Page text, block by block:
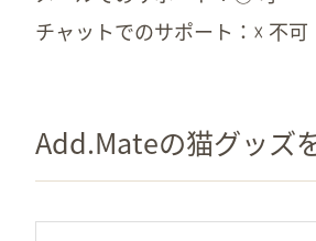
チャットでのサポート
☓ 不可
Add.Mateの猫グッズ